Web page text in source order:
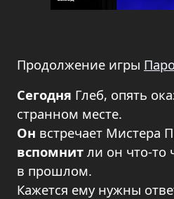
Продолжение игры
Сегодня Глеб, опять
странном месте.
Он встречает Мистера
вспомнит ли он что-то
в прошлом.
Кажется ему нужны